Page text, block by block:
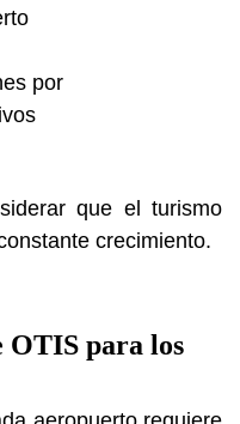
por
que el turismo
crecimiento.
OTIS para los